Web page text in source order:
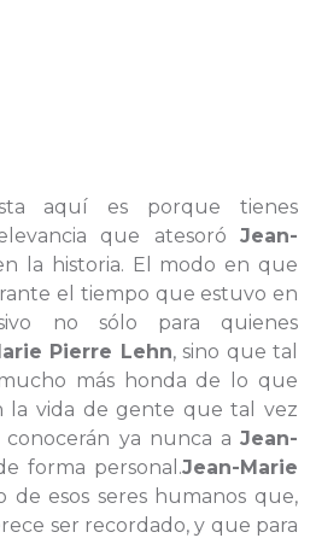
aquí es porque tienes
que atesoró Jean-
la historia. El modo en que
el tiempo que estuvo en
no sólo para quienes
Pierre Lehn, sino que tal
más honda de lo que
la vida de gente que tal vez
ya nunca a Jean-
forma personal.Jean-Marie
de esos seres humanos que,
ser recordado, y que para